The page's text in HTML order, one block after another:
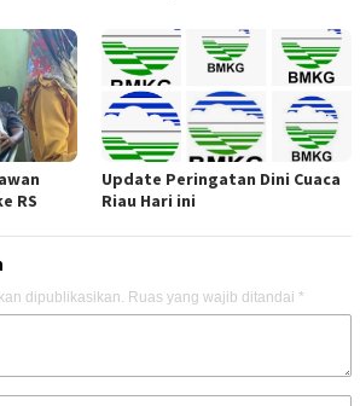
RS
Update Peringatan Dini Cuaca
Riau Hari ini
dipublikasikan. Ruas yang wajib ditandai *